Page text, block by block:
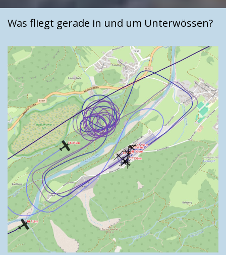
Was fliegt gerade in und um Unterwössen?